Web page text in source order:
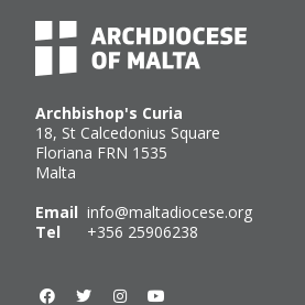
Archbishop's Curia
18, St Calcedonius Square
Floriana FRN 1535
Malta
Email info@maltadiocese.org
Tel +356 25906238